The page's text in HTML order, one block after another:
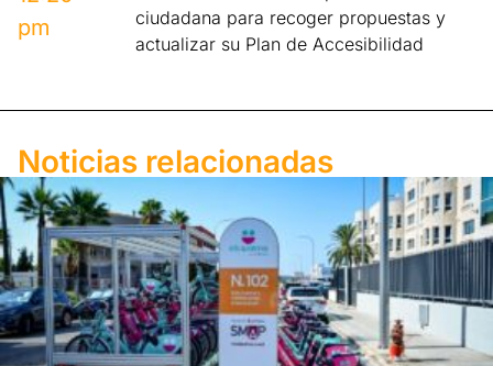
pm
ciudadana para recoger propuestas y
actualizar su Plan de Accesibilidad
Noticias relacionadas